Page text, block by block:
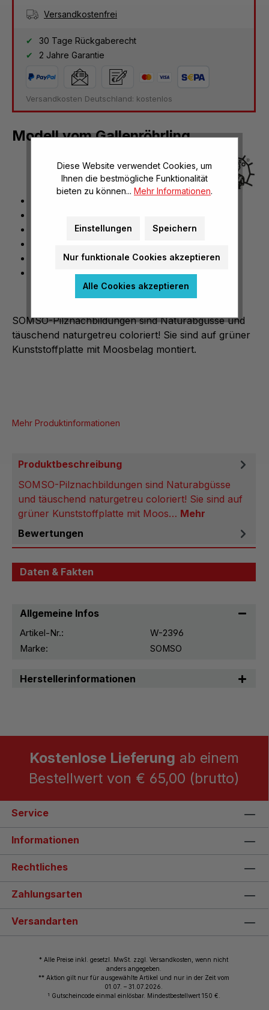
Versandkostenfrei
30 Tage Rückgaberecht
2 Jahre Garantie
Versandkosten Deutschland: kostenlos
Modell vom Gallenröhrling
Naturabguss
täuschend naturgetreu coloriert
auf grüner Kunststoffplatte mit Moosbelag
SOMSO-Pilznachbildungen sind Naturabgüsse und
täuschend naturgetreu coloriert! Sie sind auf grüner
Kunststoffplatte mit Moosbelag montiert.
Mehr Produktinformationen
Produktbeschreibung
SOMSO-Pilznachbildungen sind Naturabgüsse
und täuschend naturgetreu coloriert! Sie sind auf
grüner Kunststoffplatte mit Moos… Mehr
Bewertungen
Daten & Fakten
Allgemeine Infos
Artikel-Nr.:
W-2396
Marke:
SOMSO
Herstellerinformationen
Kostenlose Lieferung ab einem
Bestellwert von € 65,00 (brutto)
Service
Informationen
Rechtliches
Zahlungsarten
Versandarten
* Alle Preise inkl. gesetzl. MwSt. zzgl. Versandkosten, wenn nicht
anders angegeben.
** Aktion gilt nur für ausgewählte Artikel und nur in der Zeit vom
01.07. – 31.07.2026.
1 Gutscheincode einmal einlösbar. Mindestbestellwert 150 €.
Diese Website verwendet Cookies, um
Ihnen die bestmögliche Funktionalität
bieten zu können... Mehr Informationen.
Einstellungen Speichern
Nur funktionale Cookies akzeptieren
Alle Cookies akzeptieren